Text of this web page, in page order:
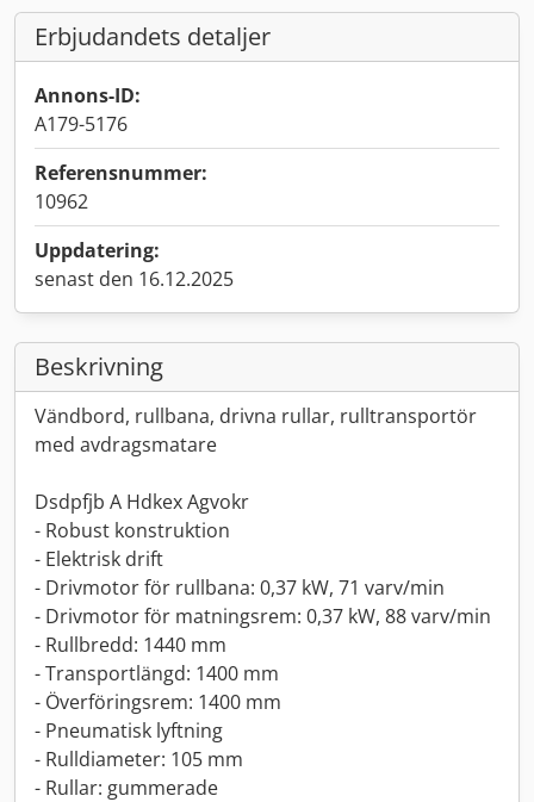
Erbjudandets detaljer
Annons-ID:
A179-5176
Referensnummer:
10962
Uppdatering:
senast den 16.12.2025
Beskrivning
Vändbord, rullbana, drivna rullar, rulltransportör
med avdragsmatare
Dsdpfjb A Hdkex Agvokr
- Robust konstruktion
- Elektrisk drift
- Drivmotor för rullbana: 0,37 kW, 71 varv/min
- Drivmotor för matningsrem: 0,37 kW, 88 varv/min
- Rullbredd: 1440 mm
- Transportlängd: 1400 mm
- Överföringsrem: 1400 mm
- Pneumatisk lyftning
- Rulldiameter: 105 mm
- Rullar: gummerade